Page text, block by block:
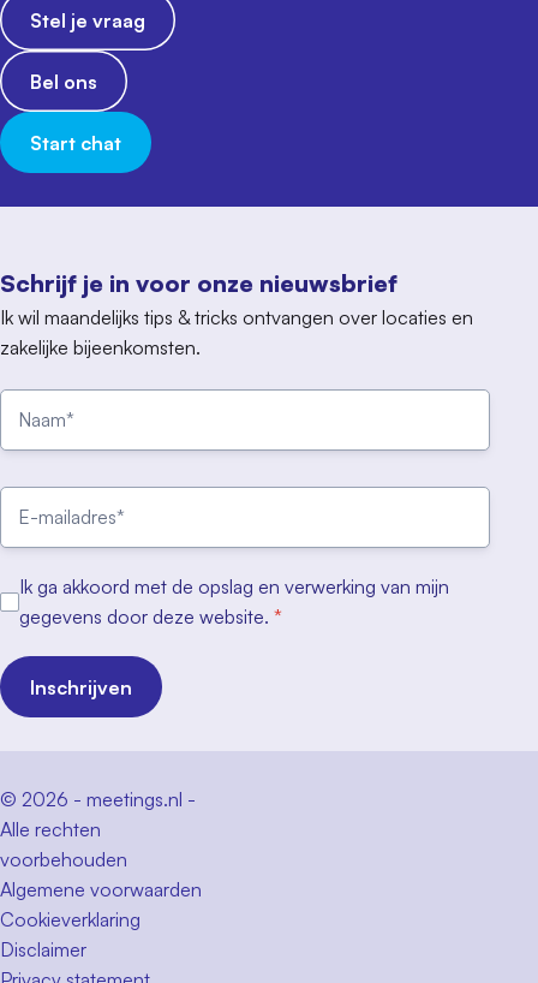
Schrijf je in voor onze nieuwsbrief
Ik wil maandelijks tips & tricks ontvangen over locaties en
zakelijke bijeenkomsten.
Ik ga akkoord met de opslag en verwerking van mijn
gegevens door deze website. *
Inschrijven
Stel je vraag
Bel ons
Start chat
© 2026 - meetings.nl -
Alle rechten
voorbehouden
Algemene voorwaarden
Cookieverklaring
Disclaimer